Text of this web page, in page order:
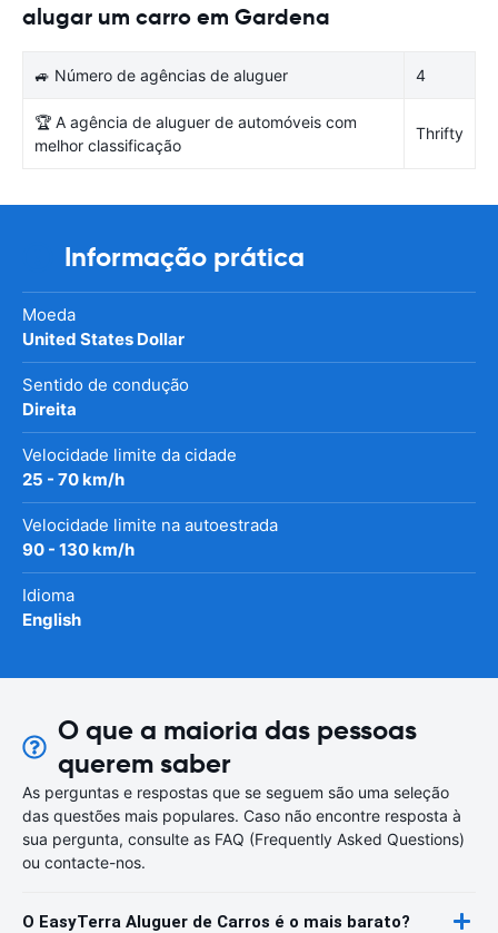
alugar um carro em Gardena
🚙 Número de agências de aluguer 4
🏆 A agência de aluguer de automóveis com
melhor classificação
Thrifty
Informação prática
Moeda
United States Dollar
Sentido de condução
Direita
Velocidade limite da cidade
25 - 70 km/h
Velocidade limite na autoestrada
90 - 130 km/h
Idioma
English
O que a maioria das pessoas
querem saber
As perguntas e respostas que se seguem são uma seleção
das questões mais populares. Caso não encontre resposta à
sua pergunta, consulte as FAQ (Frequently Asked Questions)
ou contacte-nos.
O EasyTerra Aluguer de Carros é o mais barato?